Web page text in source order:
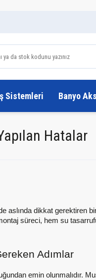
Sistemleri Banyo
Hatalar
aslında dikkat gerektiren
süreci, hem su
Adımlar
emin olunmalıdır.